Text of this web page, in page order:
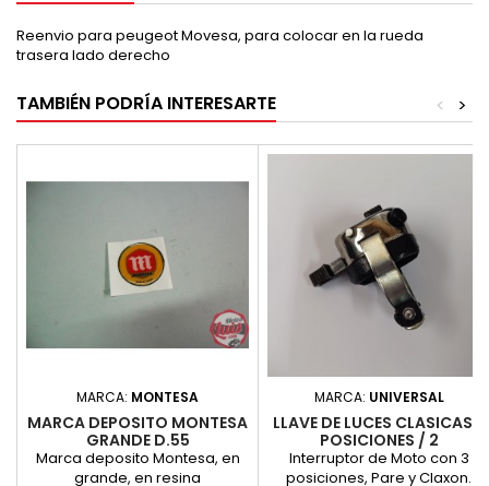
Reenvio para peugeot Movesa, para colocar en la rueda
trasera lado derecho
TAMBIÉN PODRÍA INTERESARTE >
<
MARCA: MONTESA
MARCA DEPOSITO MONTESA
GRANDE D.55
Marca deposito Montesa, en
grande, en resina
MARCA: UNIVERSAL
LLAVE DE LUCES CLASICAS 3
POSICIONES / 2
PULSADORES CROMADA
Interruptor de Moto con 3
posiciones, Pare y Claxon.